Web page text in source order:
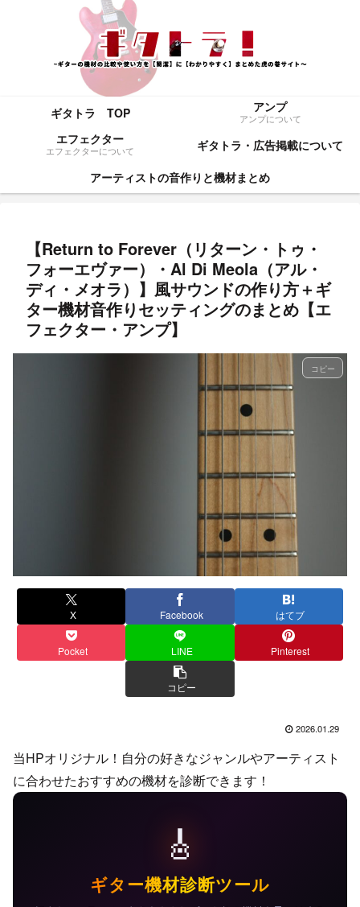
ギタトラ TOP アンプ
アンプについて
エフェクター
エフェクターについて
ギタトラ・広告掲載について
アーティストの音作りと機材まとめ
【Return to Forever（リターン・トゥ・
フォーエヴァー）・Al Di Meola（アル・
ディ・メオラ）】風サウンドの作り方＋ギ
ター機材音作りセッティングのまとめ【エ
フェクター・アンプ】
コピー
X Facebook はてブ
Pocket LINE Pinterest
コピー
2026.01.29
当HPオリジナル！自分の好きなジャンルやアーティスト
に合わせたおすすめの機材を診断できます！